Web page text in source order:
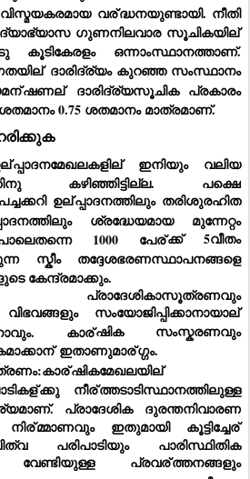
വര്ദ്ധനയുണ്ടായി. നീതി
ഗുണനിലവാര സൂചികയില്
കൂടികേരളം ഒന്നാംസ്ഥാനത്താണ്.
ദാരിദ്ര്യം കുറഞ്ഞ സംസ്ഥാനം
ഷണല് ദാരിദ്ര്യസൂചിക പ്രകാരം
0.75 ശതമാനം മാത്രമാണ്.
പ്പാദനമേഖലകളില് ഇനിയും വലിയ
കഴിഞ്ഞിട്ടില്ല. പക്ഷെ
ഉല്പ്പാദനത്തിലും തരിശുരഹിത
ശ്രദ്ധേയമായ മുന്നേറ്റം
1000 പേര്ക്ക് 5വീതം
സ്കീം തദ്ദേശഭരണസ്ഥാപനങ്ങളെ
കേന്ദ്രമാക്കും.
പ്രാദേശികാസൂത്രണവും
സംയോജിപ്പിക്കാനായാല്
കാര്ഷിക സംസ്കരണവും
ഇതാണുമാര്ഗ്ഗം.
ഷികമേഖലയില്
ക്കു നീര്ത്തടാടിസ്ഥാനത്തിലുള്ള
പ്രാദേശിക ദുരന്തനിവാരണ
മ്മാണവും ഇതുമായി കൂട്ടിച്ചേര്
പരിപാടിയും പാരിസ്ഥിതിക
വേണ്ടിയുള്ള പ്രവര്ത്തനങ്ങളും